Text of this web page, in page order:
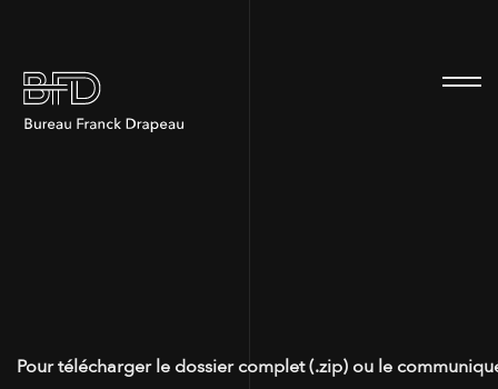
Pour télécharger le dossier complet (.zip) ou le